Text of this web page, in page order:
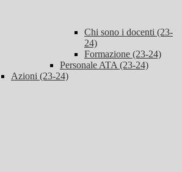
Chi sono i docenti (23-
24)
Formazione (23-24)
Personale ATA (23-24)
Azioni (23-24)